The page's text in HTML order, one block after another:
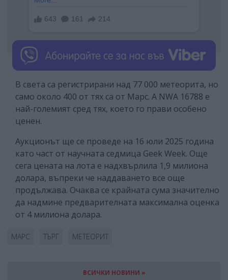
В света са регистрирани над 77 000 метеорита, но
само около 400 от тях са от Марс. А NWA 16788 е
най-големият сред тях, което го прави особено
ценен.
Аукционът ще се проведе на 16 юли 2025 година
като част от научната седмица Geek Week. Още
сега цената на лота е надхвърлила 1,9 милиона
долара, въпреки че наддаването все още
продължава. Очаква се крайната сума значително
да надмине предварителната максимална оценка
от 4 милиона долара.
МАРС ТЪРГ МЕТЕОРИТ
ВСИЧКИ НОВИНИ »